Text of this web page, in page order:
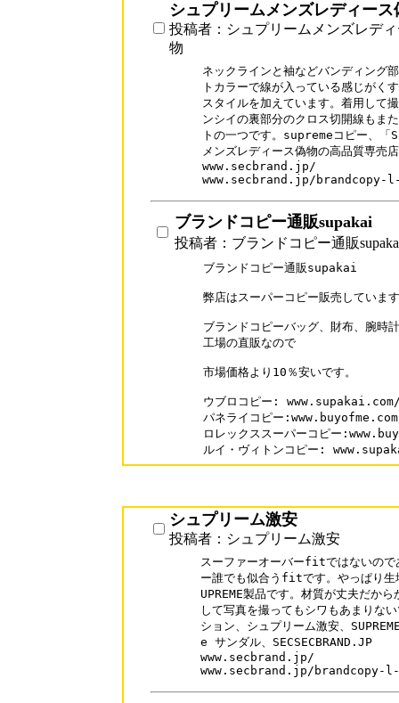
シュプリームメンズレディース
投稿者：シュプリームメンズレデ
物
ネックラインと袖などバンディング
トカラーで線が入っている感じがく
スタイルを加えています。着用して
ンシイの裏部分のクロス切開線もま
トの一つです。supremeコピー、「
メンズレディース偽物の高品質専売
www.secbrand.jp/
www.secbrand.jp/brandcopy-
ブランドコピー通販supakai
投稿者：ブランドコピー通販
ブランドコピー通販supakai
弊店はスーパーコピー販売していま
ブランドコピーバッグ、財布、腕時
工場の直販なので
市場価格より10％安いです。
ウブロコピー:
パネライコピー
ロレックススーパーコピー
ルイ・ヴィトンコピー:
シュプリーム激安
投稿者：シュプリーム激安
スーファーオーバーfitではないので
ー誰でも似合うfitです。やっぱり生
UPREME製品です。材質が丈夫だか
して写真を撮ってもシワもあまりな
ション、シュプリーム激安、
e サンダル、SECSECBRAND.JP
www.secbrand.jp/
www.secbrand.jp/brandcopy-